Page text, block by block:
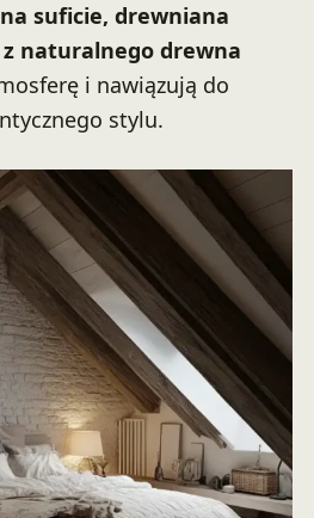
suficie, drewniana
z naturalnego drewna
i nawiązują do
stylu.